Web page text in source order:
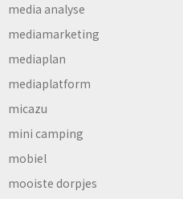
media analyse
mediamarketing
mediaplan
mediaplatform
micazu
mini camping
mobiel
mooiste dorpjes